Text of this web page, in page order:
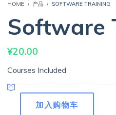
HOME 产品 SOFTWARE TRAINING
Software
¥20.00
Courses Included
Training加入购物车